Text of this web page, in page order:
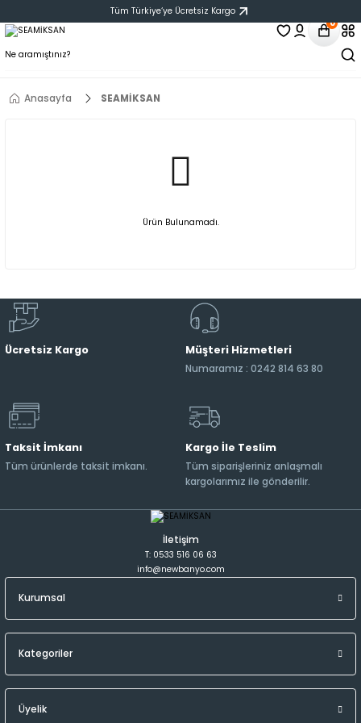
Tüm Türkiye‘ye Ücretsiz Kargo
0
Anasayfa SEAMİKSAN
Ürün Bulunamadı.
Ücretsiz Kargo Müşteri Hizmetleri
Numaramız : 0242 814 63 80
Taksit İmkanı
Tüm ürünlerde taksit imkanı.
Kargo İle Teslim
Tüm siparişleriniz anlaşmalı
kargolarımız ile gönderilir.
İletişim
T: 0533 516 06 63
info@newbanyo.com
Kurumsal
Kategoriler
Üyelik